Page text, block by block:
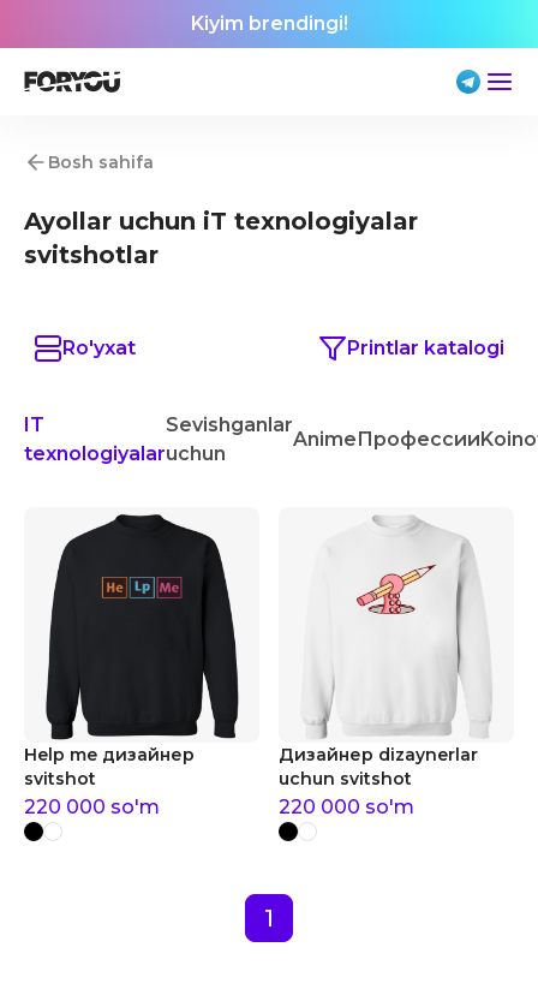
Kiyim brendingi!
Bosh sahifa
Ayollar uchun iT texnologiyalar
svitshotlar
Ro'yxat Printlar katalogi
IT
texnologiyalar
Sevishganlar
uchun
AnimeПрофессии
Help me дизайнер
svitshot
220 000 so'm
Дизайнер dizaynerlar
uchun svitshot
220 000 so'm
1